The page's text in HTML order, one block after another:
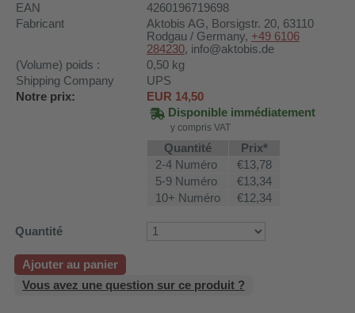
EAN
4260196719698
Fabricant
Aktobis AG, Borsigstr. 20, 63110
Rodgau / Germany, +49 6106
284230, info@aktobis.de
(Volume) poids :
0,50 kg
Shipping Company
UPS
Notre prix:
EUR 14,50
Disponible immédiatement
y compris VAT
Quantité
Prix*
2-4 Numéro
€13,78
5-9 Numéro
€13,34
10+ Numéro
€12,34
Quantité
Ajouter au panier
Vous avez une question sur ce produit ?